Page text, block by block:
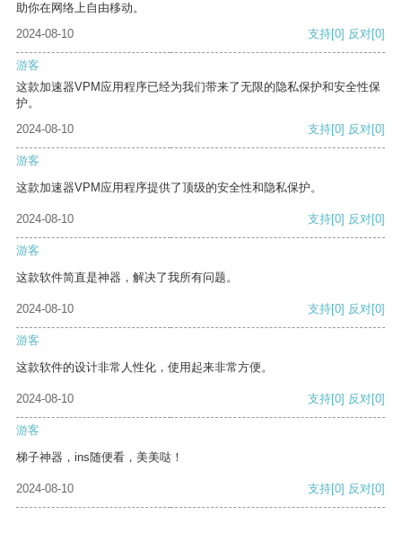
助你在网络上自由移动。
2024-08-10
支持[0] 反对[0]
游客
这款加速器VPM应用程序已经为我们带来了无限的隐私保护和安全性保
护。
2024-08-10
支持[0] 反对[0]
游客
这款加速器VPM应用程序提供了顶级的安全性和隐私保护。
2024-08-10 支持[0] 反对[0]
游客
这款软件简直是神器，解决了我所有问题。
2024-08-10 支持[0] 反对[0]
游客
这款软件的设计非常人性化，使用起来非常方便。
2024-08-10 支持[0] 反对[0]
游客
梯子神器，ins随便看，美美哒！
2024-08-10 支持[0] 反对[0]